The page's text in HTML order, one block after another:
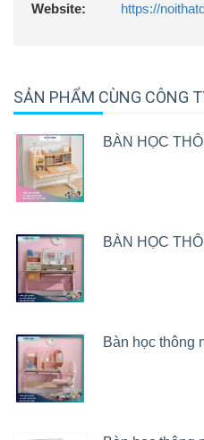
Website:
https://
SẢN PHẨM CÙNG CÔNG
BÀN HỌC
BÀN HỌC
Bàn học thông